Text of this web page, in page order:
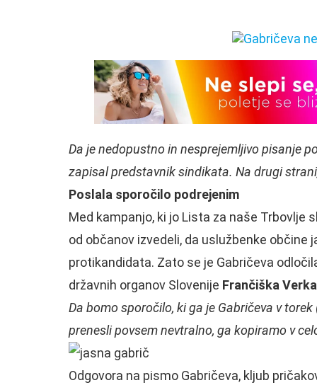
Da je nedopustno in nesprejemljivo pisanje
zapisal predstavnik sindikata. Na drugi
Poslala sporočilo podrejenim
Med kampanjo, ki jo Lista za naše Trbovlje
od občanov izvedeli, da uslužbenke občine
protikandidata. Zato se je Gabričeva
državnih organov Slovenije Frančiška Verka
Da bomo sporočilo, ki ga je Gabričeva v
prenesli povsem nevtralno, ga kopiramo v
Odgovora na pismo Gabričeva, kljub